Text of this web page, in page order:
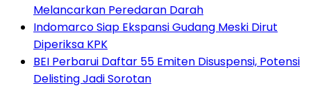
Melancarkan Peredaran Darah
Indomarco Siap Ekspansi Gudang Meski Dirut
Diperiksa KPK
BEI Perbarui Daftar 55 Emiten Disuspensi, Potensi
Delisting Jadi Sorotan